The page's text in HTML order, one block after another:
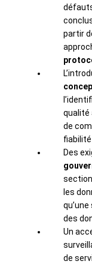
partir
qualité
de
Des
les
des
Un
de